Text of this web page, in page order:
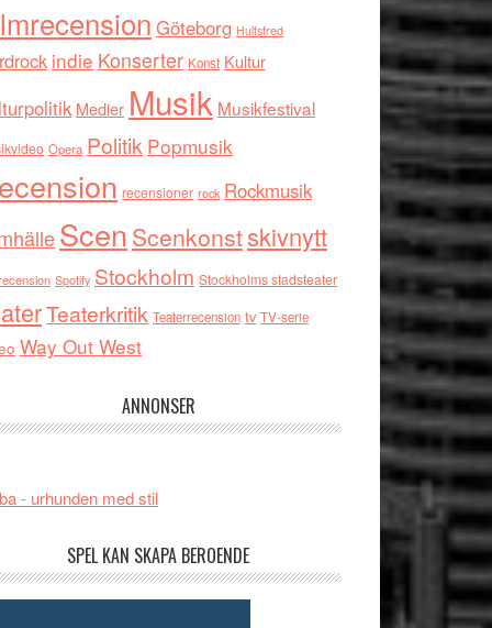
Göteborg Hultsfred
indie Konserter Konst Kultur
Medier Musik Musikfestival
Opera Politik Popmusik
recensioner rock Rockmusik
Scen Scenkonstskivnytt
Spotify Stockholm Stockholms stadsteater
Teaterkritik Teaterrecension tv TV-serie
Way Out West
ANNONSER
- urhunden med stil
SPEL KAN SKAPA BEROENDE